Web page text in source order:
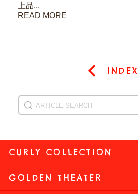
上品...
READ MORE
INDEX
CURLY COLLECTION
GOLDEN THEATER